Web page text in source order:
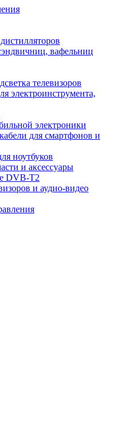
вафельниц
телевизоров
электроинструмента,
электроники
для смартфонов и
ноутбуков
и аксессуары
DVB-T2
и аудио-видео